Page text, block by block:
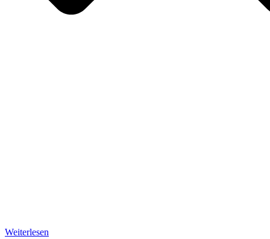
Weiterlesen